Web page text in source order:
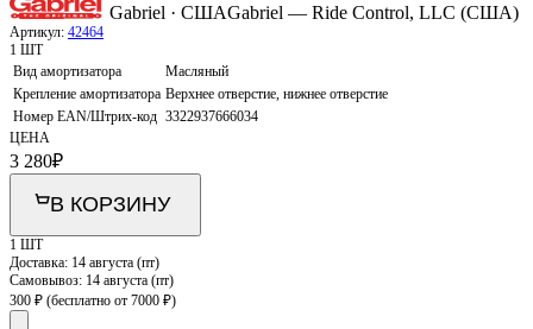
Gabriel · СШАGabriel — Ride Control, LLC (США)
Артикул: 42464
1 ШТ
Вид амортизатора
Масляный
Крепление амортизатора Верхнее отверстие, нижнее отверстие
Номер EAN/Штрих-код 3322937666034
ЦЕНА
3 280₽
В КОРЗИНУ
1 ШТ
Доставка: 14 августа (пт)
Самовывоз: 14 августа (пт)
300 ₽ (бесплатно от 7000 ₽)